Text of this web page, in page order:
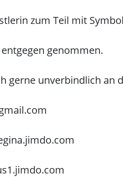
zum Teil mit
genommen.
gerne unverbindlich an